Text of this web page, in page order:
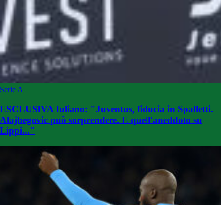
Serie A
ESCLUSIVA Iuliano: "Juventus, fiducia in Spalletti.
Alajbegovic può sorprendere. E quell'aneddoto su
Lippi..."